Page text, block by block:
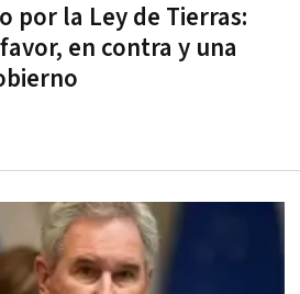
por la Ley de Tierras:
en contra y una